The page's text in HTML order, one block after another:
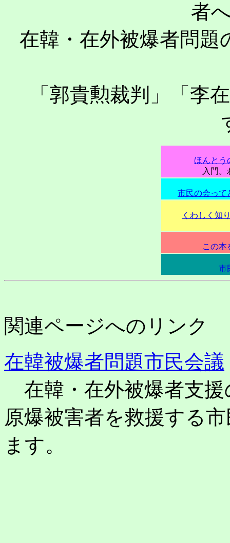
者
在韓・在外被爆者問
「郭貴勲裁判」「李
ほんとう
入門。わか
市民の会って
くわしく知
この本
市
関連ページへのリンク
在韓被爆者問題市民会議
在韓・在外被爆者支援
原爆被害者を救援する
ます。